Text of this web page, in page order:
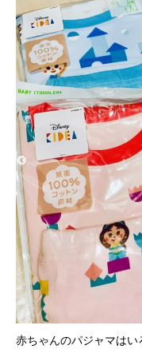
赤ちゃんのパジャマは